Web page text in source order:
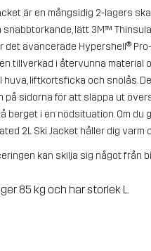
är en mångsidig 2-lagers
lätt 3M™
det avancerade Hypershell®
tillverkad i återvunna material
huva, liftkortsficka och snölås.
på sidorna för att släppa ut
berget i en nödsituation. Om
2L Ski Jacket håller dig varm
kan skilja sig något från
85 kg och har storlek L.